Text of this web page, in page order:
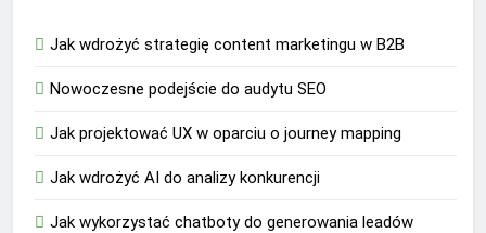
Jak wdrożyć strategię content marketingu w B2B
Nowoczesne podejście do audytu SEO
Jak projektować UX w oparciu o journey mapping
Jak wdrożyć AI do analizy konkurencji
Jak wykorzystać chatboty do generowania leadów